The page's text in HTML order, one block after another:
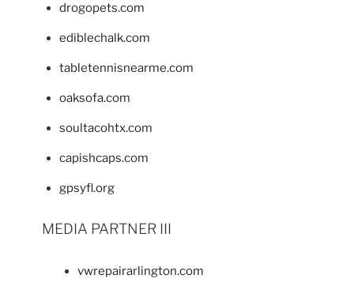
drogopets.com
ediblechalk.com
tabletennisnearme.com
oaksofa.com
soultacohtx.com
capishcaps.com
gpsyfl.org
MEDIA PARTNER III
vwrepairarlington.com